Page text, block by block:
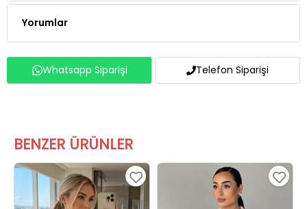
Yorumlar
Whatsapp Siparişi Telefon Siparişi
BENZER ÜRÜNLER